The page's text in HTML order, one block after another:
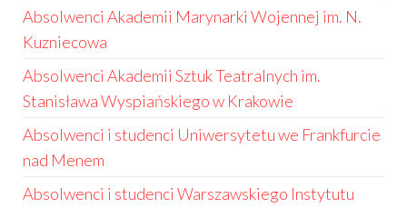
Absolwenci Akademii Marynarki Wojennej im. N.
Kuzniecowa
Absolwenci Akademii Sztuk Teatralnych im.
Stanisława Wyspiańskiego w Krakowie
Absolwenci i studenci Uniwersytetu we Frankfurcie
nad Menem
Absolwenci i studenci Warszawskiego Instytutu